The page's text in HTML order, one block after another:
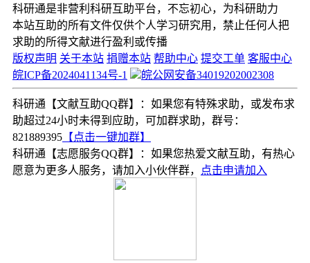
科研通是非营利科研互助平台，不忘初心，为科研助力
本站互助的所有文件仅供个人学习研究用，禁止任何人把
求助的所得文献进行盈利或传播
版权声明 关于本站 捐赠本站 帮助中心 提交工单 客服中心
皖ICP备2024041134号-1
皖公网安备34019202002308
科研通【文献互助QQ群】：如果您有特殊求助，或发布求
助超过24小时未得到应助，可加群求助，群号：
821889395 【点击一键加群】
科研通【志愿服务QQ群】：如果您热爱文献互助，有热心
愿意为更多人服务，请加入小伙伴群，
点击申请加入